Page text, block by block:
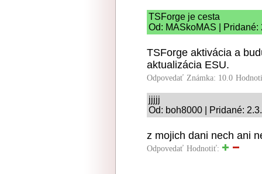
TSForge je cesta
Od: MASkoMAS | Pridané:
TSForge aktivácia a
aktualizácia ESU.
Odpovedať Známka: 10.0
jjjjj
Od: boh8000 | Pridané:
z mojich dani nech ani
Odpovedať Hodnotiť: